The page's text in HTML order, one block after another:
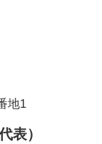
地1
表）